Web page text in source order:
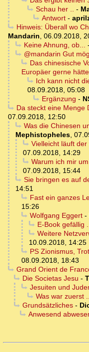
Schau her .. -
Antwort-
Hinweis: Überall wo
Mandarin, 06.09.2018,
Keine Ahnung, ob... -
@mandarin Gut
Das chinesische
Europäer gerne hätte
Ich kann nicht
08.09.2018, 05:08
Ergänzung -
Da steckt eine Menge
07.09.2018, 12:50
Was die Chinesen
Mephistopheles,
Vielleicht läuft
07.09.2018, 14:29
Warum ich mir
07.09.2018, 15:44
Sie bringen es auf
14:51
Fast ein ganzes
15:26
Wolfgang Eggert-
E-Book gefällig
Weitere
10.09.2018, 14:25
PS Zionismus,
08.09.2018, 18:43
Grand Orient de
Die Societas Jesu -
Jesuiten und
Was war zuerst
Grundsätzliches-
Anwesend